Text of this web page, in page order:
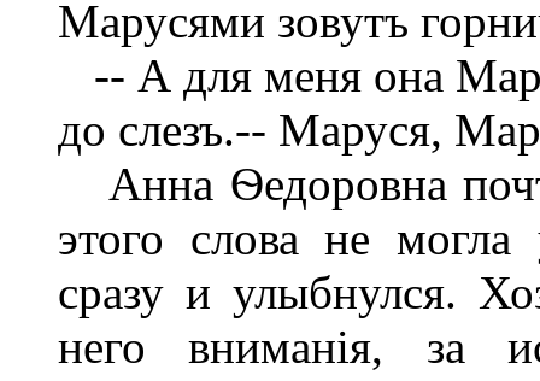
Марусями зовутъ
-- А для меня она
до слезъ.-- Маруся,
Анна Ѳедоровна
этого слова не могла
сразу и улыбнулся.
него вниманія, за